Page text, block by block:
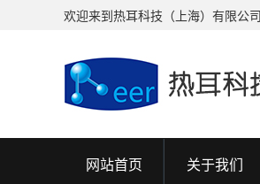
欢迎来到热耳科技（上海）有限公司
网站首页 关于我们